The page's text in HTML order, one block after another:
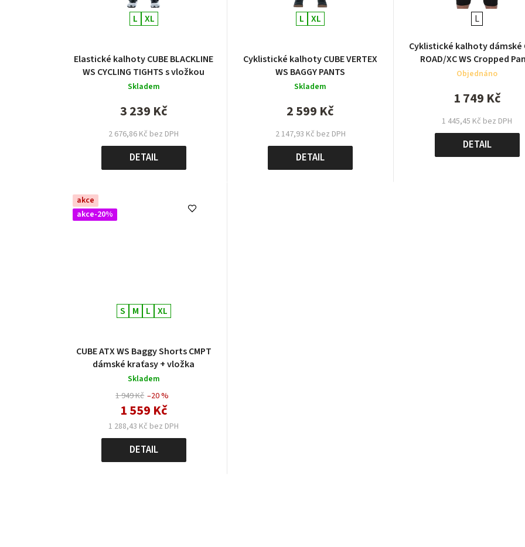
L XL
Elastické kalhoty CUBE BLACKLINE
WS CYCLING TIGHTS s vložkou
Skladem
2 676,86 Kč bez DPH
3 239 Kč
DETAIL
L XL
Cyklistické kalhoty CUBE VERTEX
WS BAGGY PANTS
Skladem
2 147,93 Kč bez DPH
2 599 Kč
DETAIL
L
Cyklistické kalhoty dámské
ROAD/XC WS Cropped
Objednáno
1 445,45 Kč bez DPH
1 749 Kč
DETAIL
akce
akce-20%
S M L XL
CUBE ATX WS Baggy Shorts CMPT
dámské kraťasy + vložka
Skladem
1 949 Kč
1 288,43 Kč bez DPH
1 559 Kč
–20 %
DETAIL